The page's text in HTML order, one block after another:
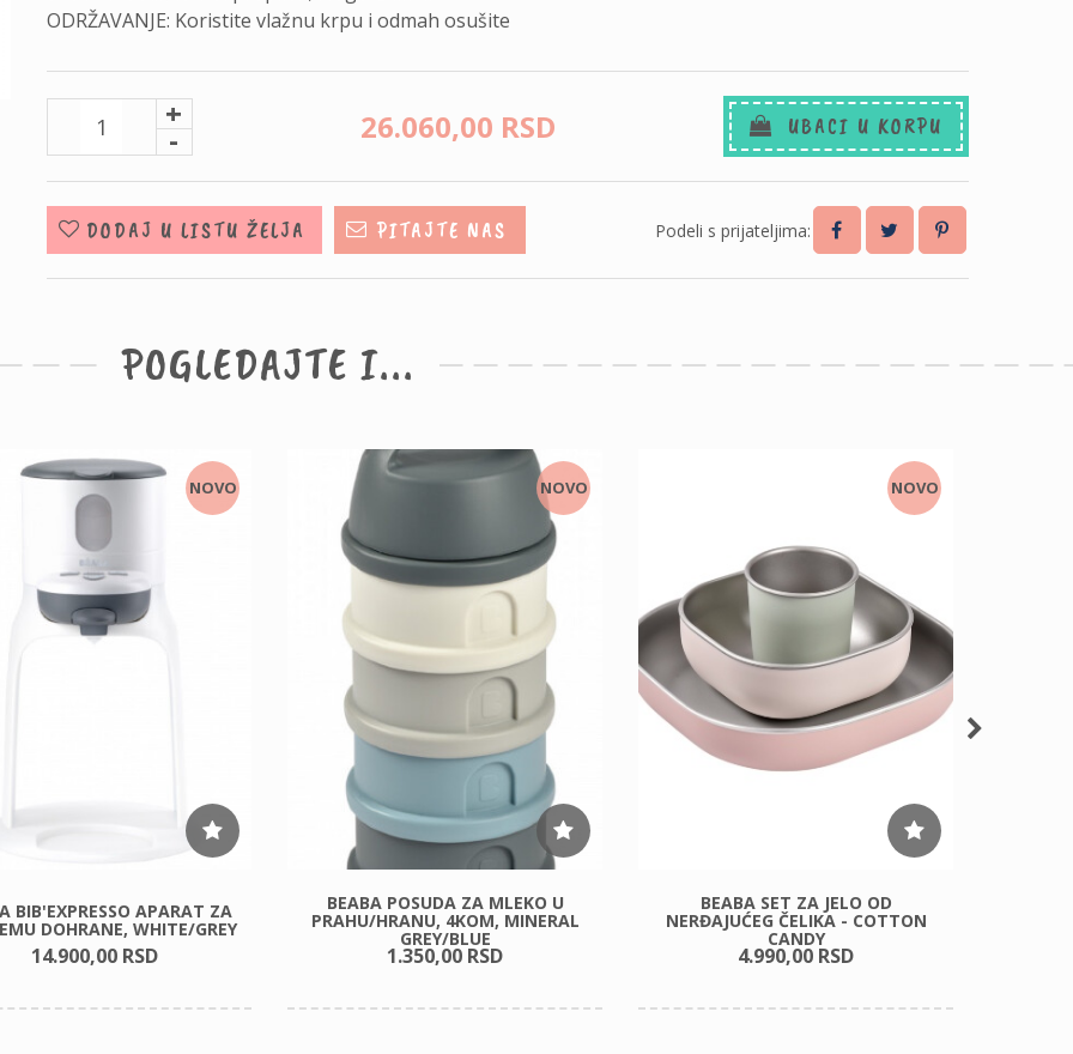
ODRŽAVANJE: Koristite vlažnu krpu i odmah osušite
+
- 26.060,00 RSD UBACI U KORPU
DODAJ U LISTU ŽELJA PITAJTE NAS Podeli s prijateljima:
POGLEDAJTE I...
NOVO
BIB'EXPRESSO APARAT ZA
DOHRANE, WHITE/GREY
14.900,00 RSD
NOVO
BEABA POSUDA ZA MLEKO U
PRAHU/HRANU, 4KOM, MINERAL
GREY/BLUE
1.350,00 RSD
NOVO
BEABA SET ZA JELO OD
NERĐAJUĆEG ČELIKA - COTTON
CANDY
4.990,00 RSD